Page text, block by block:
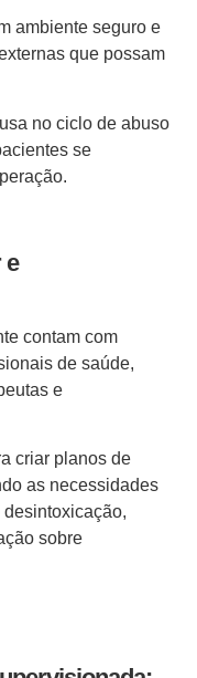
ambiente seguro e
que possam
no ciclo de abuso
se
e
contam com
de saúde,
e
criar planos de
as necessidades
sobre